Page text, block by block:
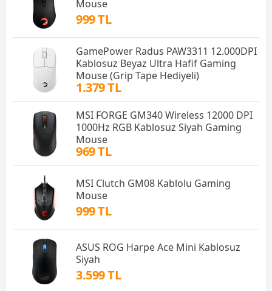
Mouse
999 TL
GamePower Radus PAW3311 12.000DPI
Kablosuz Beyaz Ultra Hafif Gaming
Mouse (Grip Tape Hediyeli)
1.379 TL
MSI FORGE GM340 Wireless 12000 DPI
1000Hz RGB Kablosuz Siyah Gaming
Mouse
969 TL
MSI Clutch GM08 Kablolu Gaming
Mouse
999 TL
ASUS ROG Harpe Ace Mini Kablosuz
Siyah
3.599 TL